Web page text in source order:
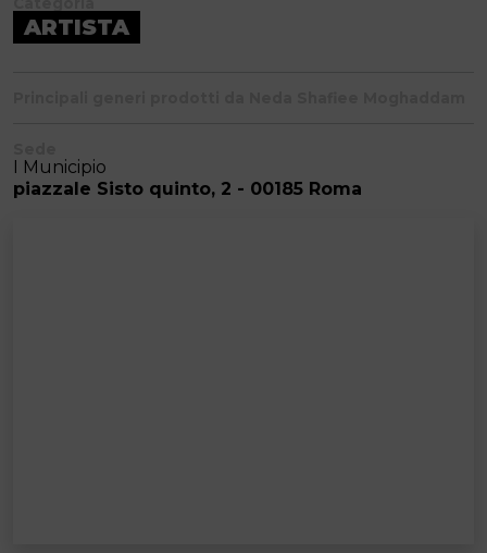
ARTISTA
I Municipio
piazzale Sisto quinto, 2 - 00185 Roma